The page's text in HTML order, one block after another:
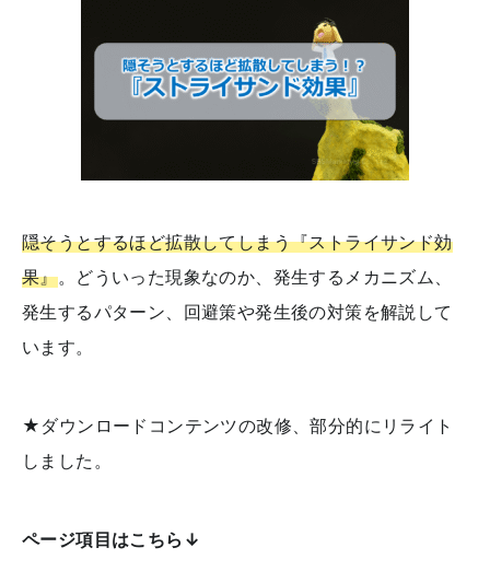
隠そうとするほど拡散してしまう『ストライサンド効
果』。どういった現象なのか、発生するメカニズム、
発生するパターン、回避策や発生後の対策を解説して
います。
★ダウンロードコンテンツの改修、部分的にリライト
しました。
ページ項目はこちら↓